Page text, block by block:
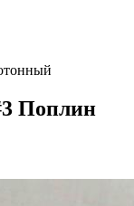
Поплин